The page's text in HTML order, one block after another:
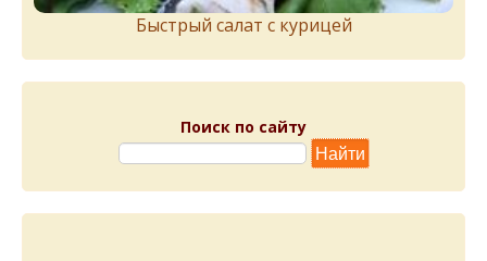
Быстрый салат с курицей
Поиск по сайту